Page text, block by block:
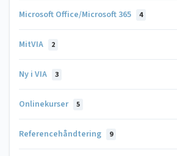
Microsoft Office/Microsoft 365 4
MitVIA 2
Ny i VIA 3
Onlinekurser 5
Referencehåndtering 9